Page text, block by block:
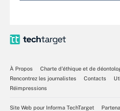
À Propos
Charte d’éthique et de
Rencontrez les journalistes
Contacts
Réimpressions
Site Web pour Informa TechTarget